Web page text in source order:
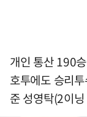
개인 통산 190
호투에도 승리
준 성영탁(2이